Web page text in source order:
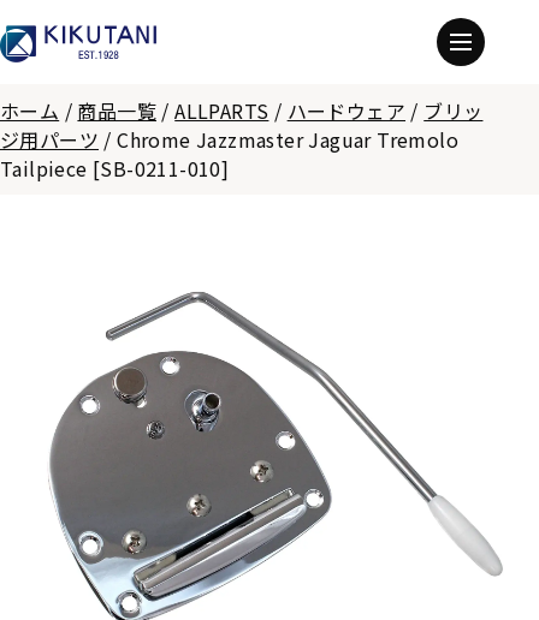
ホーム / 商品一覧 /ALLPARTS / ハードウェア / ブリッ
ジ用パーツ /Chrome Jazzmaster Jaguar Tremolo
Tailpiece [SB-0211-010]